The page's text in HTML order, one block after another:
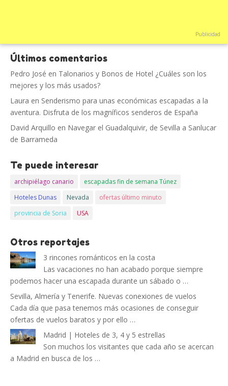
Publicidad
Últimos comentarios
Pedro José en Talonarios y Bonos de Hotel ¿Cuáles son los
mejores y los más usados?
Laura en Senderismo para unas económicas escapadas a la
aventura. Disfruta de los magníficos senderos de España
David Arquillo en Navegar el Guadalquivir, de Sevilla a Sanlucar
de Barrameda
Te puede interesar
archipiélago canario
escapadas fin de semana Túnez
Hoteles Dunas
Nevada
ofertas último minuto
provincia de Soria
USA
Otros reportajes
3 rincones románticos en la costa
Las vacaciones no han acabado porque siempre
podemos hacer una escapada durante un sábado o …
Sevilla, Almería y Tenerife. Nuevas conexiones de vuelos
Cada día que pasa tenemos más ocasiones de conseguir
ofertas de vuelos baratos y por ello …
Madrid | Hoteles de 3, 4 y 5 estrellas
Son muchos los visitantes que cada año se acercan
a Madrid en busca de los …